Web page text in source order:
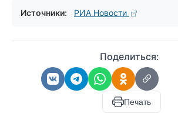
Источники: РИА Новости
Поделиться:
Печать